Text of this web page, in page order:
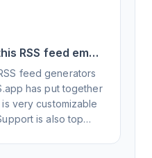
RSS feed email
feed generators
has put together
very customizable
is also top